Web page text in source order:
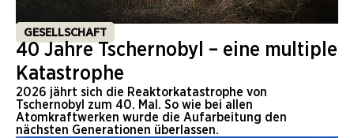
GESELLSCHAFT
40 Jahre Tschernobyl – eine multiple
Katastrophe
2026 jährt sich die Reaktorkatastrophe von
Tschernobyl zum 40. Mal. So wie bei allen
Atomkraftwerken wurde die Aufarbeitung den
nächsten Generationen überlassen.